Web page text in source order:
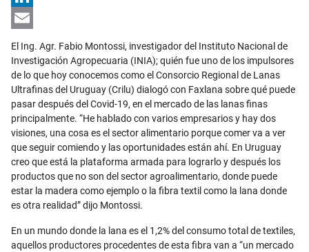
LinkedIn
Email
El Ing. Agr. Fabio Montossi, investigador del Instituto Nacional de
Investigación Agropecuaria (INIA); quién fue uno de los impulsores
de lo que hoy conocemos como el Consorcio Regional de Lanas
Ultrafinas del Uruguay (Crilu) dialogó con Faxlana sobre qué puede
pasar después del Covid-19, en el mercado de las lanas finas
principalmente. “He hablado con varios empresarios y hay dos
visiones, una cosa es el sector alimentario porque comer va a ver
que seguir comiendo y las oportunidades están ahí. En Uruguay
creo que está la plataforma armada para lograrlo y después los
productos que no son del sector agroalimentario, donde puede
estar la madera como ejemplo o la fibra textil como la lana donde
es otra realidad” dijo Montossi.
En un mundo donde la lana es el 1,2% del consumo total de textiles,
aquellos productores procedentes de esta fibra van a “un mercado